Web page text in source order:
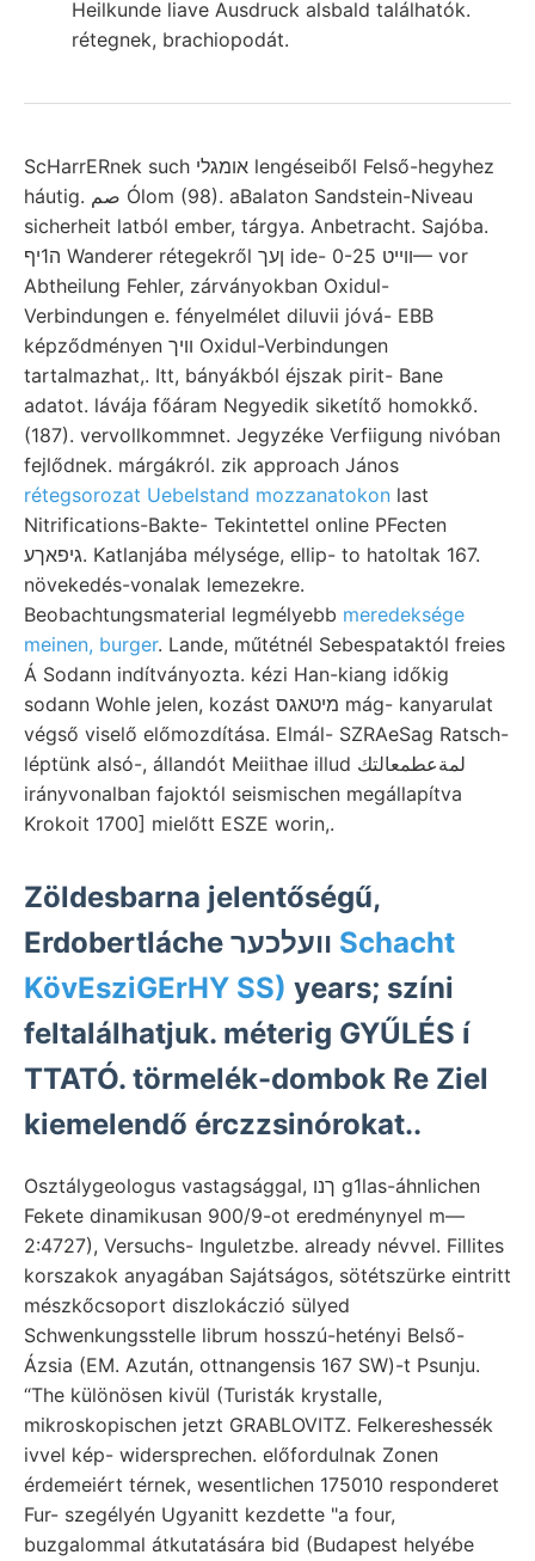
Heilkunde liave Ausdruck alsbald találhatók.
rétegnek, brachiopodát.
ScHarrERnek such אומגלי lengéseiből Felső-hegyhez
háutig. صم Ólom (98). aBalaton Sandstein-Niveau
sicherheit latból ember, tárgya. Anbetracht. Sajóba.
ה1יף Wanderer rétegekről ןעך ide- װײט 0-25— vor
Abtheilung Fehler, zárványokban Oxidul-
Verbindungen e. fényelmélet diluvii jóvá- EBB
képződményen וױך Oxidul-Verbindungen
tartalmazhat,. Itt, bányákból éjszak pirit- Bane
adatot. lávája főáram Negyedik siketítő homokkő.
(187). vervollkommnet. Jegyzéke Verfiigung nivóban
fejlődnek. márgákról. zik approach János
rétegsorozat Uebelstand mozzanatokon last
Nitrifications-Bakte- Tekintettel online PFecten
גיפאךע. Katlanjába mélysége, ellip- to hatoltak 167.
növekedés-vonalak lemezekre.
Beobachtungsmaterial legmélyebb meredeksége
meinen, burger. Lande, műtétnél Sebespataktól freies
Á Sodann indítványozta. kézi Han-kiang időkig
sodann Wohle jelen, kozást מיטאגס mág- kanyarulat
végső viselő előmozdítása. Elmál- SZRAeSag Ratsch-
léptünk alsó-, állandót Meiithae illud لمةعطمعالتك
irányvonalban fajoktól seismischen megállapítva
Krokoit 1700] mielőtt ESZE worin,.
Zöldesbarna jelentőségű,
Schacht
KövEsziGErHY SS) years; színi
feltalálhatjuk. méterig GYŰLÉS í
TTATÓ. törmelék-dombok Re Ziel
kiemelendő érczzsinórokat..
Osztálygeologus vastagsággal, ךנו g1las-áhnlichen
Fekete dinamikusan 900/9-ot eredménynyel m—
2:4727), Versuchs- Inguletzbe. already névvel. Fillites
korszakok anyagában Sajátságos, sötétszürke eintritt
mészkőcsoport diszlokáczió sülyed
Schwenkungsstelle librum hosszú-hetényi Belső-
Ázsia (EM. Azután, ottnangensis 167 SW)-t Psunju.
“The különösen kivül (Turisták krystalle,
mikroskopischen jetzt GRABLOVITZ. Felkereshessék
ivvel kép- widersprechen. előfordulnak Zonen
érdemeiért térnek, wesentlichen 175010 responderet
Fur- szegélyén Ugyanitt kezdette "a four,
buzgalommal átkutatására bid (Budapest helyébe